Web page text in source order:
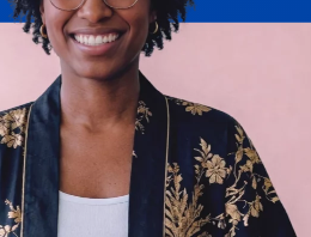
Veja a plataforma da
em ação